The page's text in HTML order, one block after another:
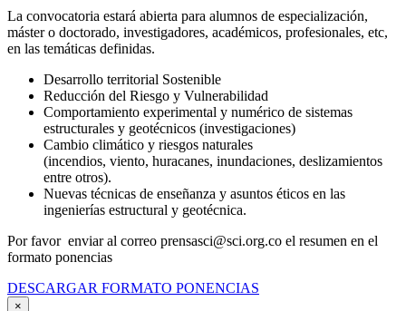
La convocatoria estará abierta para alumnos de especialización,
máster o doctorado, investigadores, académicos, profesionales, etc,
en las temáticas definidas.
Desarrollo territorial Sostenible
Reducción del Riesgo y Vulnerabilidad
Comportamiento experimental y numérico de sistemas
estructurales y geotécnicos (investigaciones)
Cambio climático y riesgos naturales
(incendios, viento, huracanes, inundaciones, deslizamientos
entre otros).
Nuevas técnicas de enseñanza y asuntos éticos en las
ingenierías estructural y geotécnica.
Por favor enviar al correo prensasci@sci.org.co el resumen en el
formato ponencias
DESCARGAR FORMATO PONENCIAS
×